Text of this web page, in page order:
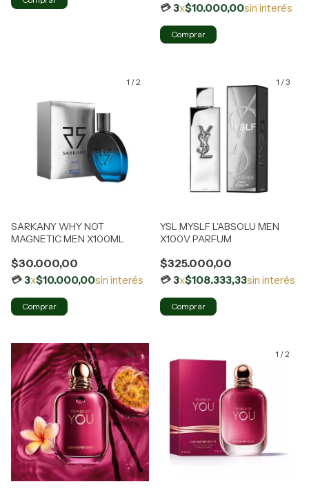
3x$10.000,00sin interés
1 /2
SARKANY WHY NOT
MAGNETIC MEN X100ML
$30.000,00
3x$10.000,00sin interés
1 /3
YSL MYSLF L'ABSOLU MEN
X100V PARFUM
$325.000,00
3x$108.333,33sin interés
1/ 2 1 /2